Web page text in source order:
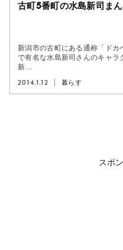
古町5番町の水島新司ま
新潟市の古町にある通称「ド
で有名な水島新司さんのキャラ
新...
2014.1.12 暮らす
スポ